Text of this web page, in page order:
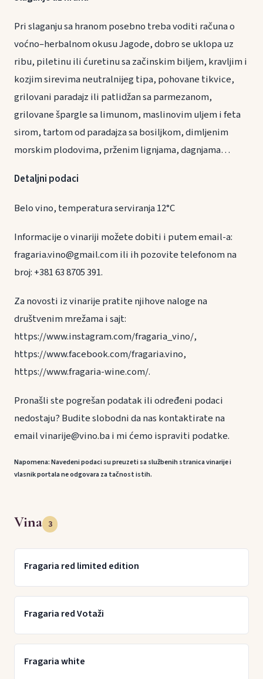
Pri slaganju sa hranom posebno treba voditi računa o
voćno–herbalnom okusu Jagode, dobro se uklopa uz
ribu, piletinu ili ćuretinu sa začinskim biljem, kravljim i
kozjim sirevima neutralnijeg tipa, pohovane tikvice,
grilovani paradajz ili patlidžan sa parmezanom,
grilovane špargle sa limunom, maslinovim uljem i feta
sirom, tartom od paradajza sa bosiljkom, dimljenim
morskim plodovima, prženim lignjama, dagnjama…
Detaljni podaci
Belo vino, temperatura serviranja 12°C
Informacije o vinariji možete dobiti i putem email-a:
fragaria.vino@gmail.com ili ih pozovite telefonom na
broj: +381 63 8705 391.
Za novosti iz vinarije pratite njihove naloge na
društvenim mrežama i sajt:
https://www.instagram.com/fragaria_vino/,
https://www.facebook.com/fragaria.vino,
https://www.fragaria-wine.com/.
Pronašli ste pogrešan podatak ili određeni podaci
nedostaju? Budite slobodni da nas kontaktirate na
email vinarije@vino.ba i mi ćemo ispraviti podatke.
Napomena: Navedeni podaci su preuzeti sa službenih stranica vinarije i
vlasnik portala ne odgovara za tačnost istih.
Vina 3
Fragaria red limited edition
Fragaria red Votaži
Fragaria white